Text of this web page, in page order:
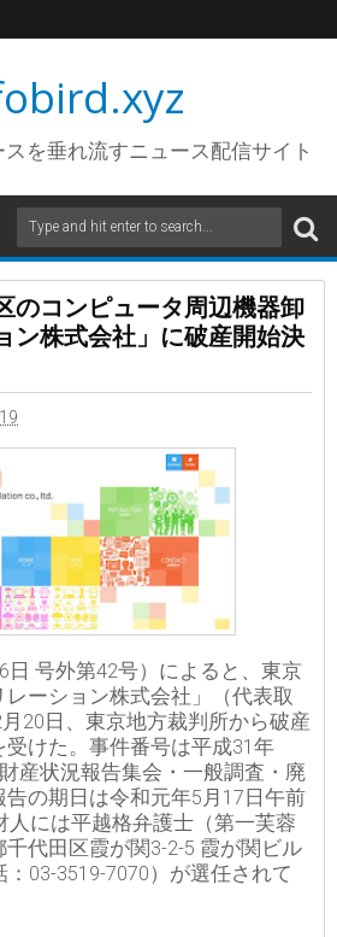
を垂れ流すニュース配信サイト
のコンピュータ周辺機器卸
ン株式会社」に破産開始決
日 号外第42号）によると、東京
ーション株式会社」（代表取
20日、東京地方裁判所から破産
けた。事件番号は平成31年
産状況報告集会・一般調査・廃
の期日は令和元年5月17日午前
人には平越格弁護士（第一芙蓉
代田区霞が関3-2-5 霞が関ビル
03-3519-7070）が選任されて